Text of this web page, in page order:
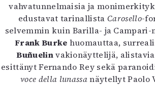
vahvatunnelmaisia ja
edustavat tarinallistaCarosello-
selvemmin kuin Barilla- ja Campari-
Frank Burke huomauttaa,
Buñuelinvakionäyttelijä,
esittänyt Fernando Rey sekä
voce della lunassanäytellyt Paolo